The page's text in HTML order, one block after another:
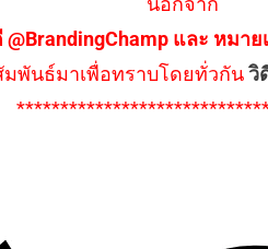
และ หมา
มพันธ์มาเพื่อทราบโดยทั่วกันวิ